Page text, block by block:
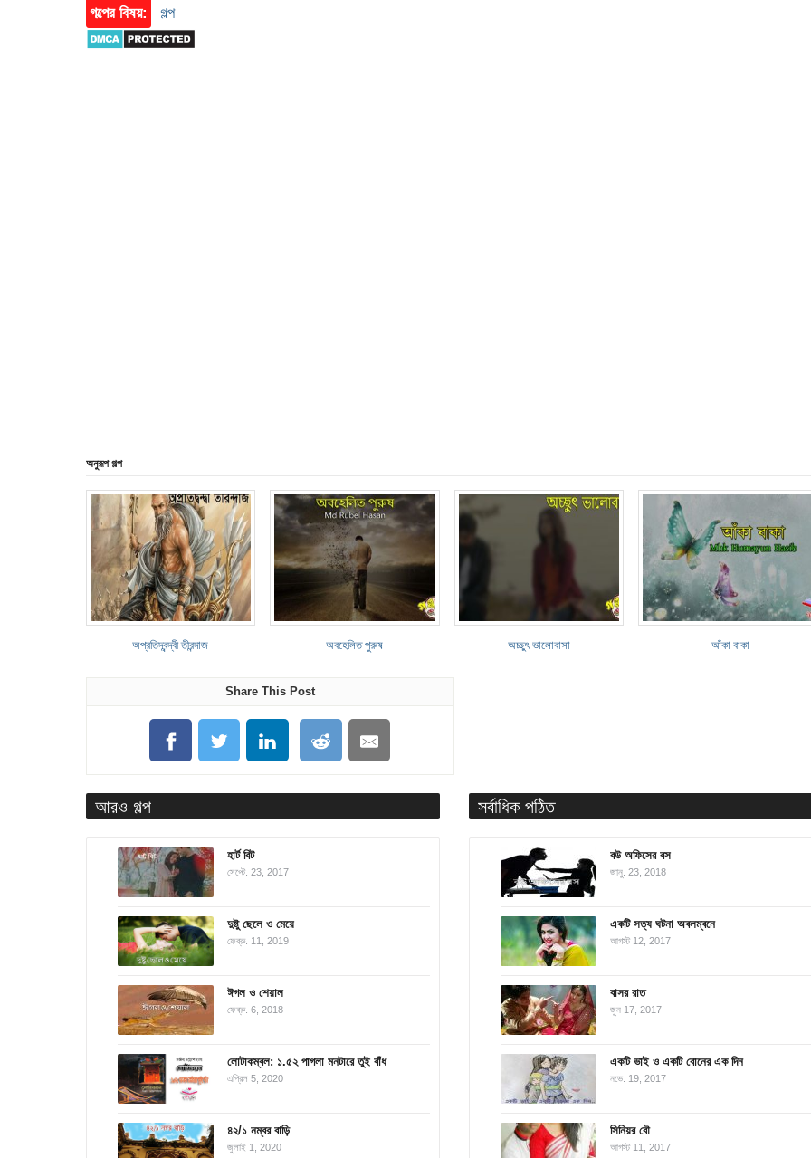
গল্পের বিষয়:
গল্প
অনুরূপ গল্প
অপ্রতিদ্বন্দ্বী তীরন্দাজ অবহেলিত পুরুষ অচ্ছুৎ ভালোবাসা আঁকা বাকা
Share This Post
আরও গল্প
হার্ট বিট
সেপ্টে. 23, 2017
দুষ্টু ছেলে ও মেয়ে
ফেব্রু. 11, 2019
ঈগল ও শেয়াল
ফেব্রু. 6, 2018
লোটাকম্বল: ১.৫২ পাগলা মনটারে তুই বাঁধ
এপ্রিল 5, 2020
৪২/১ নম্বর বাড়ি
জুলাই 1, 2020
সর্বাধিক পঠিত
বউ অফিসের বস
জানু. 23, 2018
একটি সত্য ঘটনা অবলম্বনে
আগস্ট 12, 2017
বাসর রাত
জুন 17, 2017
একটি ভাই ও একটি বোনের এক দিন
নভে. 19, 2017
সিনিয়র বৌ
আগস্ট 11, 2017